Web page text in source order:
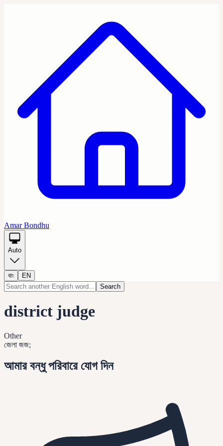
Amar Bondhu
Auto
বাং
EN
Search
district judge
Other
জেলা জজ;
আমার বন্ধু পরিবারে যোগ দিন